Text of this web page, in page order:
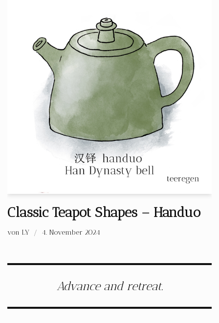
Classic Teapot Shapes – Handuo
von LY 4. November 2024
Advance and retreat.